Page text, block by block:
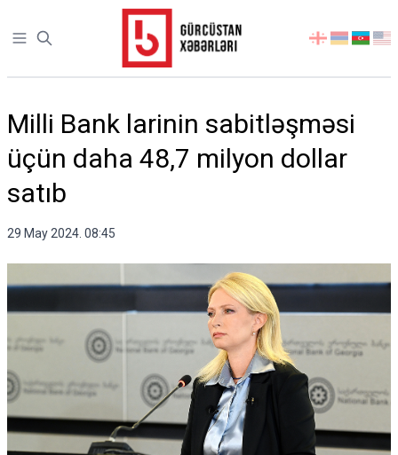
Open sidebar
აირჩიეთ
Milli Bank larinin sabitləşməsi
üçün daha 48,7 milyon dollar
satıb
29 May 2024. 08:45